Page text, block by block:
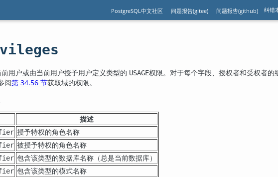
PostgreSQL中文社区 问题报告(gitee) 问题报告(github) 纠错
用户或由当前用户授予用户定义类型的 USAGE权限。对于每个字段、授权者和受权者
阅第 34.56 节获取域的权限。
描述
授予特权的角色名称
被授予特权的角色名称
包含该类型的数据库名称（总是当前数据库）
包含该类型的模式名称